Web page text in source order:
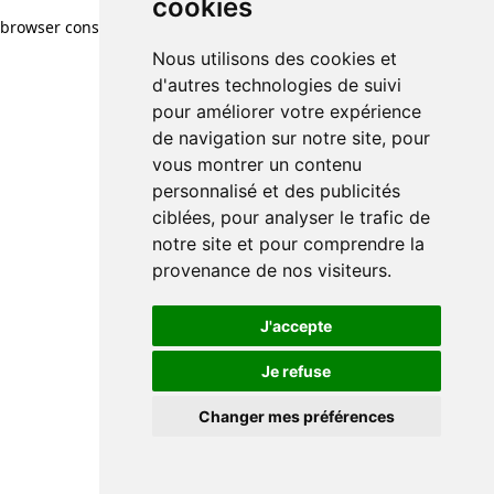
cookies
Nous utilisons des cookies et
d'autres technologies de suivi
pour améliorer votre expérience
de navigation sur notre site, pour
vous montrer un contenu
personnalisé et des publicités
ciblées, pour analyser le trafic de
notre site et pour comprendre la
provenance de nos visiteurs.
J'accepte
Je refuse
Changer mes préférences
browser console for more information)